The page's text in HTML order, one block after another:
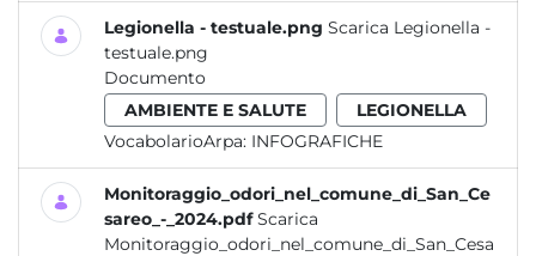
Legionella - testuale.png Scarica Legionella -
testuale.png
Documento
AMBIENTE E SALUTE
LEGIONELLA
VocabolarioArpa: INFOGRAFICHE
Monitoraggio_odori_nel_comune_di_San_Ce
sareo_-_2024.pdf Scarica
Monitoraggio_odori_nel_comune_di_San_Cesa